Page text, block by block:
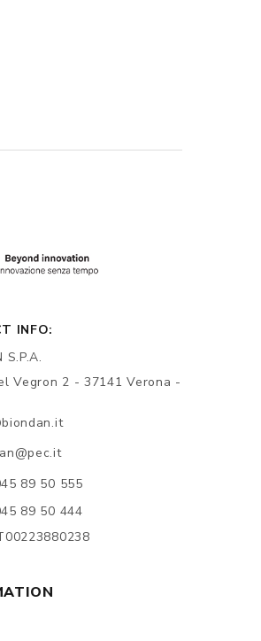
INFO:
S.P.A.
Vegron 2 - 37141 Verona -
89 50 555
89 50 444